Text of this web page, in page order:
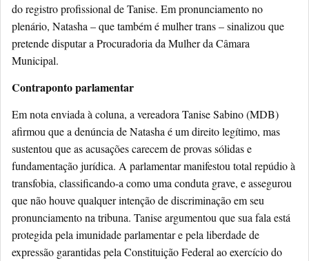
do registro profissional de Tanise. Em pronunciamento no
plenário, Natasha – que também é mulher trans – sinalizou que
pretende disputar a Procuradoria da Mulher da Câmara
Municipal.
Contraponto parlamentar
Em nota enviada à coluna, a vereadora Tanise Sabino (MDB)
afirmou que a denúncia de Natasha é um direito legítimo, mas
sustentou que as acusações carecem de provas sólidas e
fundamentação jurídica. A parlamentar manifestou total repúdio à
transfobia, classificando-a como uma conduta grave, e assegurou
que não houve qualquer intenção de discriminação em seu
pronunciamento na tribuna. Tanise argumentou que sua fala está
protegida pela imunidade parlamentar e pela liberdade de
expressão garantidas pela Constituição Federal ao exercício do